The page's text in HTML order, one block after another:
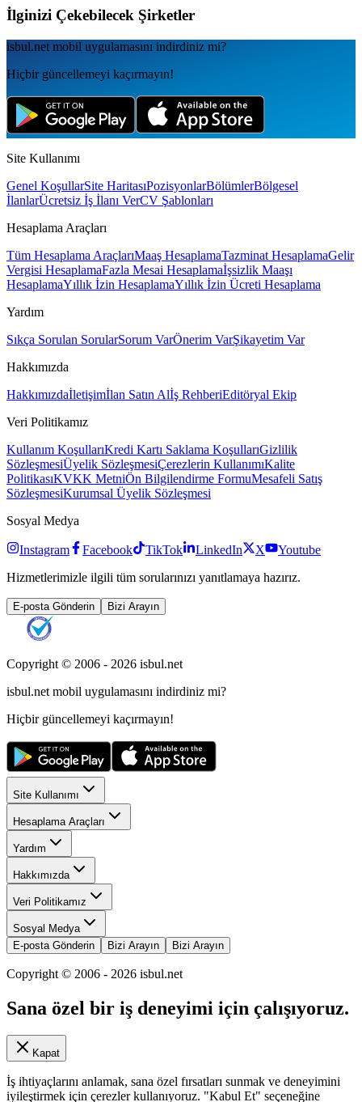
İlginizi Çekebilecek Şirketler
isbul.net mobil uygulamаsını indirdiniz mi?
Hiçbir güncellemeyi kaçırmayın!
Site Kullanımı
Genel KoşullarSite HaritasıPozisyonlarBölümlerBölgesel
İlanlarÜcretsiz İş İlanı VerCV Şablonları
Hesaplama Araçları
Tüm Hesaplama AraçlarıMaaş HesaplamaTazminat HesaplamaGelir
Vergisi HesaplamaFazla Mesai Hesaplamaİşsizlik Maaşı
HesaplamaYıllık İzin HesaplamaYıllık İzin Ücreti Hesaplama
Yardım
Sıkça Sorulan SorularSorum VarÖnerim VarŞikayetim Var
Hakkımızda
Hakkımızdaİletişimİlan Satın Alİş RehberiEditöryal Ekip
Veri Politikamız
Kullanım KoşullarıKredi Kartı Saklama KoşullarıGizlilik
SözleşmesiÜyelik SözleşmesiÇerezlerin KullanımıKalite
PolitikasıKVKK MetniÖn Bilgilendirme FormuMesafeli Satış
SözleşmesiKurumsal Üyelik Sözleşmesi
Sosyal Medya
Instagram Facebook TikTok LinkedIn X
Youtube
Hizmetlerimizle ilgili tüm sorularınızı yanıtlamaya hazırız.
E-posta Gönderin Bizi Arayın
Copyright © 2006 - 2026 isbul.net
isbul.net mobil uygulamasını indirdiniz mi?
Hiçbir güncellemeyi kaçırmayın!
Site Kullanımı
Hesaplama Araçları
Yardım
Hakkımızda
Veri Politikamız
Sosyal Medya
E-posta Gönderin
Bizi Arayın Bizi Arayın
Copyright © 2006 - 2026 isbul.net
Sana özel bir iş deneyimi için çalışıyoruz.
Kapat
İş ihtiyaçlarını anlamak, sana özel fırsatları sunmak ve deneyimini
iyileştirmek için çerezler kullanıyoruz. "Kabul Et" seçeneğine